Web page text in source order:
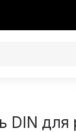
DIN для